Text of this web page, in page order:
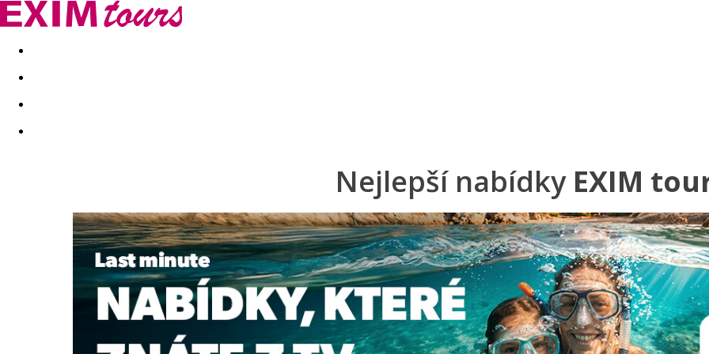
Akční nabídky Last minute
Nejlepší nabídky EXIM